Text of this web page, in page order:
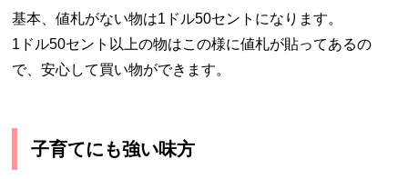
基本、値札がない物は1ドル50セントになります。
1ドル50セント以上の物はこの様に値札が貼ってあるの
で、安心して買い物ができます。
子育てにも強い味方